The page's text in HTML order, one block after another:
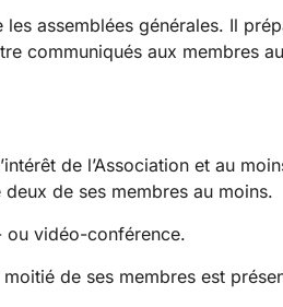
assemblées générales. Il
communiqués aux membres
de l’Association et au
de ses membres au moins.
ou vidéo-conférence.
de ses membres est